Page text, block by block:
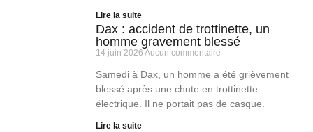
Lire la suite
Dax : accident de trottinette, un
homme gravement blessé
14 juin 2026 Aucun commentaire
Samedi à Dax, un homme a été grièvement
blessé après une chute en trottinette
électrique. Il ne portait pas de casque.
Lire la suite